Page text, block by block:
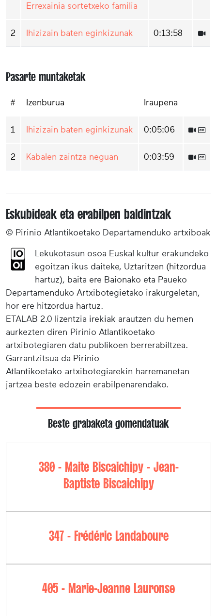
Errexainia sortetxeko familia
2 Ihizizain baten eginkizunak 0:13:58
Pasarte muntaketak
# Izenburua Iraupena
1 Ihizizain baten eginkizunak 0:05:06
2 Kabalen zaintza neguan 0:03:59
Eskubideak eta erabilpen baldintzak
© Pirinio Atlantikoetako Departamenduko artxiboak
Lekukotasun osoa Euskal kultur erakundeko
egoitzan ikus daiteke, Uztaritzen (hitzordua
hartuz), baita ere Baionako eta Paueko
Departamenduko Artxibotegietako irakurgeletan,
hor ere hitzordua hartuz.
ETALAB 2.0 lizentzia irekiak arautzen du hemen
aurkezten diren Pirinio Atlantikoetako
artxibotegiaren datu publikoen berrerabiltzea.
Garrantzitsua da Pirinio
Atlantikoetako artxibotegiarekin harremanetan
jartzea beste edozein erabilpenarendako.
Beste grabaketa gomendatuak
380 - Maite Biscaichipy - Jean-
Baptiste Biscaichipy
347 - Frédéric Landaboure
405 - Marie-Jeanne Lauronse